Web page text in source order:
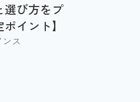
選び方をプ
イント】
ス